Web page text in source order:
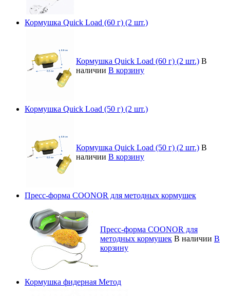
Кормушка Quick Load (60 г) (2 шт.)
Кормушка Quick Load (60 г) (2 шт.) В
наличии В корзину
Кормушка Quick Load (50 г) (2 шт.)
Кормушка Quick Load (50 г) (2 шт.) В
наличии В корзину
Пресс-форма COONOR для методных кормушек
Пресс-форма COONOR для
методных кормушек В наличии В
корзину
Кормушка фидерная Метод